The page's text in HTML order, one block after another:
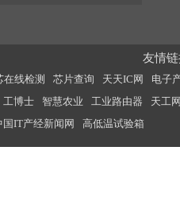
友情
在线检测 芯片查询 天天IC网
电子
工博士 智慧农业 工业路由器
天工
国IT产经新闻网 高低温试验箱